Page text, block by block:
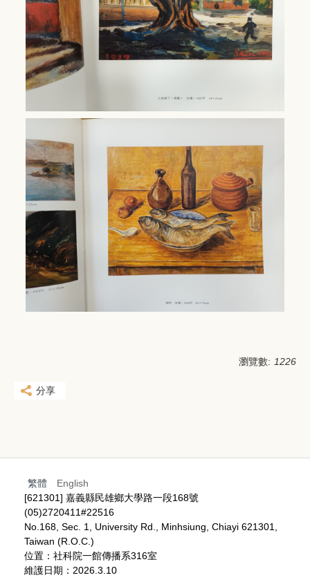
瀏覽數: 1226
分享
繁體
English
[621301] 嘉義縣民雄鄉大學路一段168號
(05)2720411#22516
No.168, Sec. 1, University Rd., Minhsiung, Chiayi 621301,
Taiwan (R.O.C.)
位置：社科院一館傳播系316室
維護日期：2026.3.10